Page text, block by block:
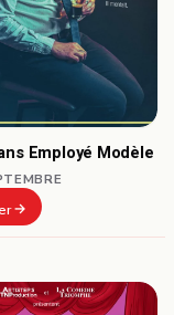
Employé Modèle